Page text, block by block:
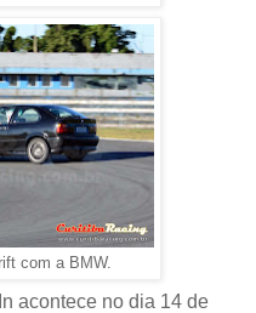
com a BMW.
acontece no dia 14 de